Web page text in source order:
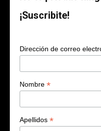
¡Suscribite!
Dirección de correo
Nombre *
Apellidos *